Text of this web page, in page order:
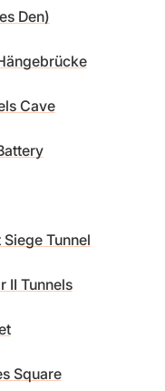
Den)
Cave
Tunnel
II Tunnels
Square